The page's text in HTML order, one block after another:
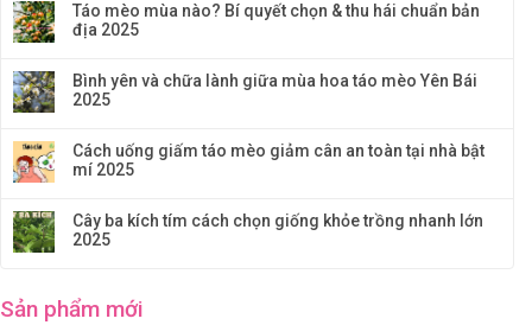
Táo mèo mùa nào? Bí quyết chọn & thu hái chuẩn bản
địa 2025
Bình yên và chữa lành giữa mùa hoa táo mèo Yên Bái
2025
Cách uống giấm táo mèo giảm cân an toàn tại nhà bật
mí 2025
Cây ba kích tím cách chọn giống khỏe trồng nhanh lớn
2025
Sản phẩm mới